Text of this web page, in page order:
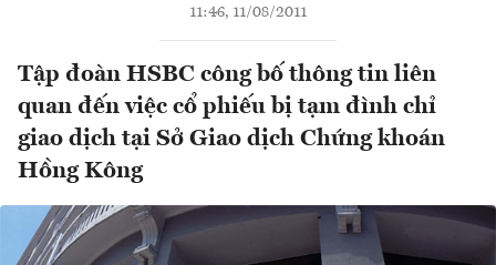
11:46, 11/08/2011
Tập đoàn HSBC công bố thông tin liên
quan đến việc cổ phiếu bị tạm đình chỉ
giao dịch tại Sở Giao dịch Chứng khoán
Hồng Kông